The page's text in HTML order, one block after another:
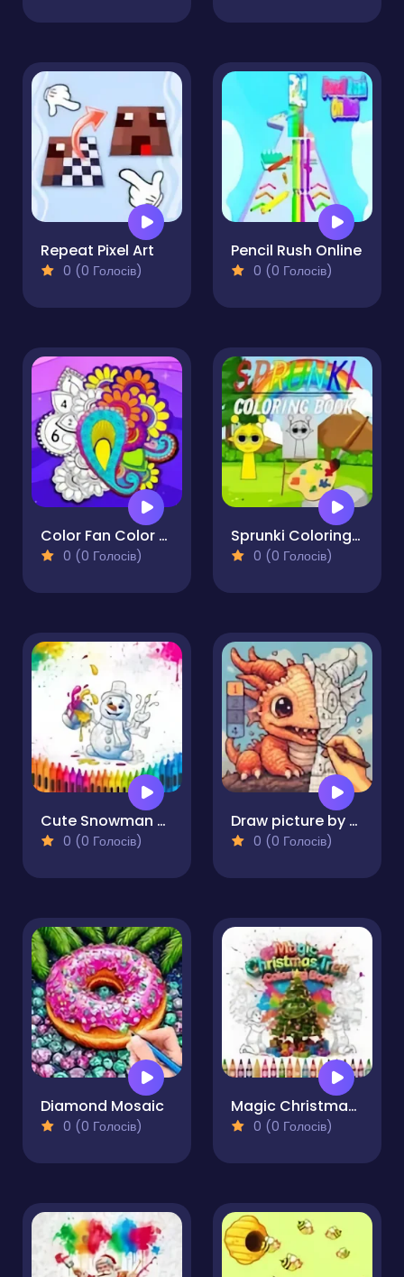
Repeat Pixel Art
0 (0 Голосів)
Pencil Rush Online
0 (0 Голосів)
Color Fan Color By Number
0 (0 Голосів)
Sprunki Coloring Books
0 (0 Голосів)
Cute Snowman Coloring Pages
0 (0 Голосів)
Draw picture by numbers. Pixel Art.
0 (0 Голосів)
Diamond Mosaic
0 (0 Голосів)
Magic Christmas Tree Coloring Book
0 (0 Голосів)